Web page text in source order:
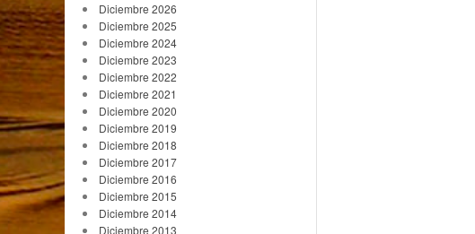
Diciembre 2026
Diciembre 2025
Diciembre 2024
Diciembre 2023
Diciembre 2022
Diciembre 2021
Diciembre 2020
Diciembre 2019
Diciembre 2018
Diciembre 2017
Diciembre 2016
Diciembre 2015
Diciembre 2014
Diciembre 2013